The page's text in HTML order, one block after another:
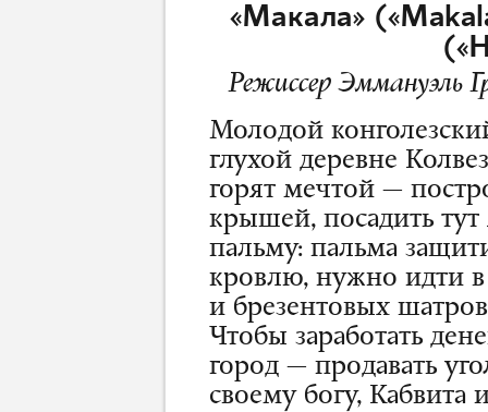
«Макала»
Режиссер Эммануэль
Молодой
глухой деревне
горят мечтой —
крышей, посадить тут
пальму: пальма
кровлю, нужно идти в
и брезентовых
Чтобы заработать
город — продавать
своему богу, Кабвита